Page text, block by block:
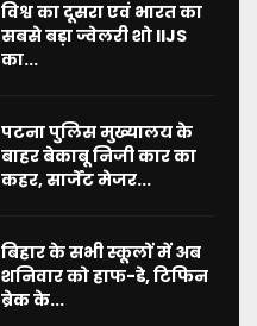
विश्व का दूसरा एवं भारत का
सबसे बड़ा ज्वेलरी शो IIJS
का...
पटना पुलिस मुख्यालय के
बाहर बेकाबू निजी कार का
कहर, सार्जेंट मेजर...
बिहार के सभी स्कूलों में अब
शनिवार को हाफ-डे, टिफिन
ब्रेक के...